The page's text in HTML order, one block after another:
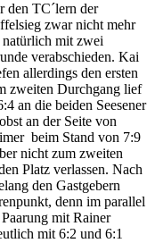
den TC´lern der
zwar nicht mehr
natürlich mit zwei
verabschieden. Kai
allerdings den ersten
zweiten Durchgang lief
an die beiden Seesener
an der Seite von
beim Stand von 7:9
nicht zum zweiten
Platz verlassen. Nach
den Gastgebern
denn im parallel
mit Rainer
mit 6:2 und 6:1